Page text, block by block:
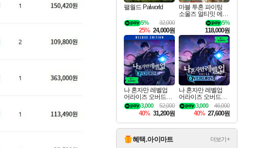
팰월드 Palworld
32,000
5%
25% 24,000원
마블 투혼 파이팅
소울즈 얼티밋 에디
션 MARVEL Tokon
Fighting Souls Ultima
te Edition
5%
118,000원
나 혼자만 레벨업
어라이즈 오버드라
이브 디럭스 에디션
Solo Leveling Arise
Overdrive Deluxe Edi
tion
52,000
3,000
40% 31,200원
나 혼자만 레벨업
어라이즈 오버드라
이브 Solo Leveling A
rise
46,000
3,000
40% 27,600원
혜택.아이마트 더보기+